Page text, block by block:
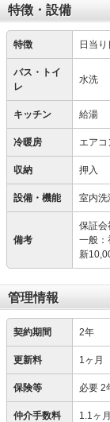
特徴・設備
特徴 日当
バス・トイ
レ
水洗
キッチン 給湯
冷暖房 エアコ
収納 押入
設備・機能 室内洗
備考
保証会
一般
新
管理情報
契約期間 2年
更新料 1ヶ月
保険等 必要 2
仲介手数料 1.1ヶ